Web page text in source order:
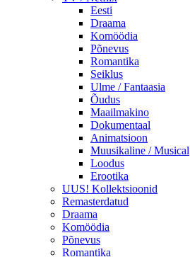
Eesti
Draama
Komöödia
Põnevus
Romantika
Seiklus
Ulme / Fantaasia
Õudus
Maailmakino
Dokumentaal
Animatsioon
Muusikaline / Musical
Loodus
Erootika
UUS! Kollektsioonid
Remasterdatud
Draama
Komöödia
Põnevus
Romantika